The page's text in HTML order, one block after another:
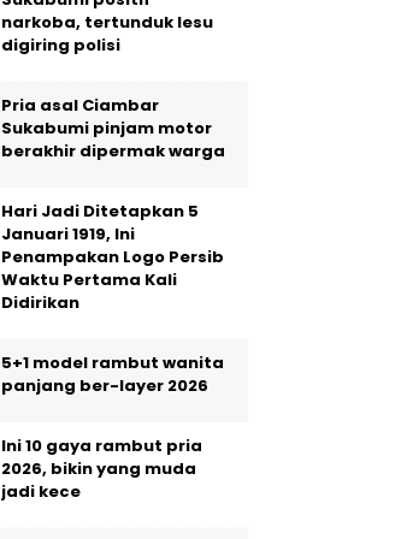
narkoba, tertunduk lesu
digiring polisi
Pria asal Ciambar
Sukabumi pinjam motor
berakhir dipermak warga
Hari Jadi Ditetapkan 5
Januari 1919, Ini
Penampakan Logo Persib
Waktu Pertama Kali
Didirikan
5+1 model rambut wanita
panjang ber-layer 2026
Ini 10 gaya rambut pria
2026, bikin yang muda
jadi kece